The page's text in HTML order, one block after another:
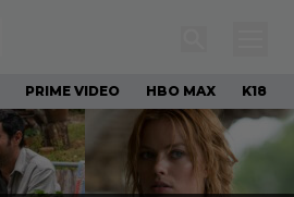
PRIME VIDEO HBO MAX K18